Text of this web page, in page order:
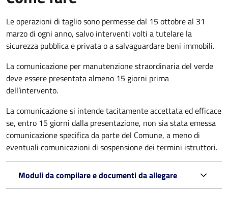
Le operazioni di taglio sono permesse dal 15 ottobre al 31
marzo di ogni anno, salvo interventi volti a tutelare la
sicurezza pubblica e privata o a salvaguardare beni immobili.
La comunicazione per manutenzione straordinaria del verde
deve essere presentata almeno 15 giorni prima
dell’intervento.
La comunicazione si intende tacitamente accettata ed efficace
se, entro 15 giorni dalla presentazione, non sia stata emessa
comunicazione specifica da parte del Comune, a meno di
eventuali comunicazioni di sospensione dei termini istruttori.
Moduli da compilare e documenti da allegare